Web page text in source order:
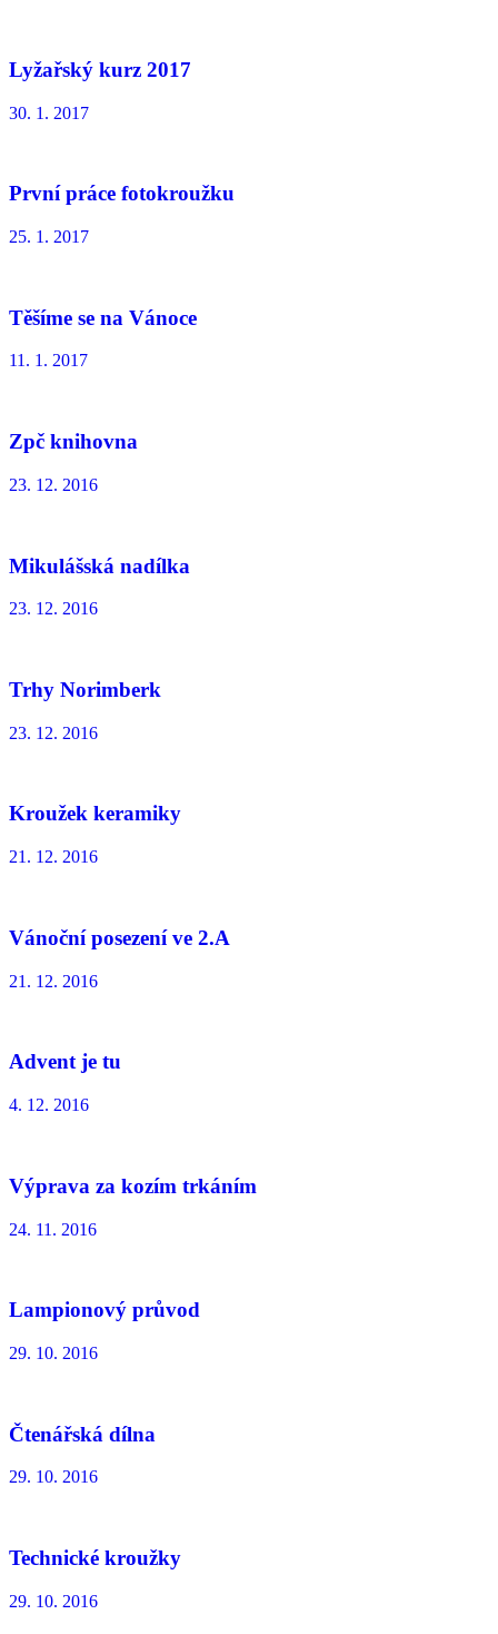
Lyžařský kurz 2017
30. 1. 2017
První práce fotokroužku
25. 1. 2017
Těšíme se na Vánoce
11. 1. 2017
Zpč knihovna
23. 12. 2016
Mikulášská nadílka
23. 12. 2016
Trhy Norimberk
23. 12. 2016
Kroužek keramiky
21. 12. 2016
Vánoční posezení ve 2.A
21. 12. 2016
Advent je tu
4. 12. 2016
Výprava za kozím trkáním
24. 11. 2016
Lampionový průvod
29. 10. 2016
Čtenářská dílna
29. 10. 2016
Technické kroužky
29. 10. 2016